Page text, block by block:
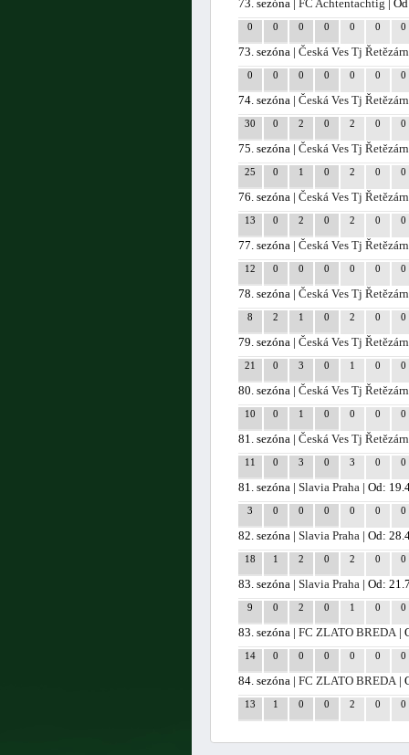
73. sezóna |FC Achtentachtig |
0 0 0 0 0 0 0
73. sezóna |Česká Ves Tj
0 0 0 0 0 0 0
74. sezóna |Česká Ves Tj
30 0 2 0 2 0 0
75. sezóna |Česká Ves Tj
25 0 1 0 2 0 0
76. sezóna |Česká Ves Tj
13 0 2 0 2 0 0
77. sezóna |Česká Ves Tj
12 0 0 0 0 0 0
78. sezóna |Česká Ves Tj
8 2 1 0 2 0 0
79. sezóna |Česká Ves Tj
21 0 3 0 1 0 0
80. sezóna |Česká Ves Tj
10 0 1 0 0 0 0
81. sezóna |Česká Ves Tj
11 0 3 0 3 0 0
81. sezóna |Slavia Praha | Od:
3 0 0 0 0 0 0
82. sezóna |Slavia Praha | Od:
18 1 2 0 2 0 0
83. sezóna |Slavia Praha | Od:
9 0 2 0 1 0 0
83. sezóna |FC ZLATO BREDA |
14 0 0 0 0 0 0
84. sezóna |FC ZLATO BREDA |
13 1 0 0 2 0 0